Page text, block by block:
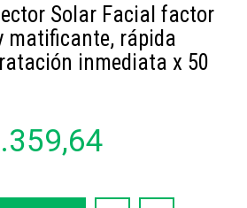
Solar Facial factor
matificante, rápida
inmediata x 50